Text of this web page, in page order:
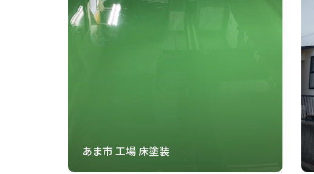
あま市 工場 床塗装